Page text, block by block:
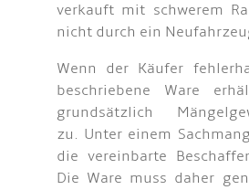
verkauft mit schwerem
nicht durch ein
Wenn der Käufer
beschriebene Ware
grundsätzlich
zu. Unter einem
die vereinbarte
Die Ware muss daher